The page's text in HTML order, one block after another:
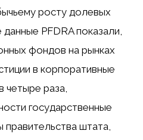
росту долевых
PFDRA показали,
фондов на рынках
в корпоративные
четыре раза,
государственные
правительства штата,